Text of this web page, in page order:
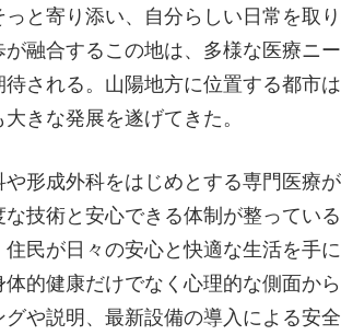
と寄り添い、自分らしい日常を取
融合するこの地は、多様な医療ニ
待される。山陽地方に位置する都市
きな発展を遂げてきた。
や形成外科をはじめとする専門医療
な技術と安心できる体制が整ってい
民が日々の安心と快適な生活を手
的健康だけでなく心理的な側面か
や説明、最新設備の導入による安